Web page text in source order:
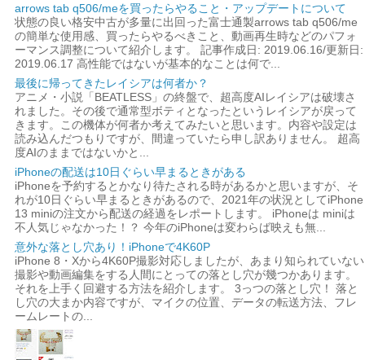
arrows tab q506/meを買ったらやること・アップデートについて
状態の良い格安中古が多量に出回った富士通製arrows tab q506/me
の簡単な使用感、買ったらやるべきこと、動画再生時などのパフォ
ーマンス調整について紹介します。 記事作成日: 2019.06.16/更新日:
2019.06.17 高性能ではないが基本的なことは何で...
最後に帰ってきたレイシアは何者か？
アニメ・小説「BEATLESS」の終盤で、超高度AIレイシアは破壊さ
れました。その後で通常型ボティとなったというレイシアが戻って
きます。この機体が何者か考えてみたいと思います。内容や設定は
読み込んだつもりですが、間違っていたら申し訳ありません。 超高
度AIのままではないかと...
iPhoneの配送は10日ぐらい早まるときがある
iPhoneを予約するとかなり待たされる時があるかと思いますが、そ
れが10日ぐらい早まるときがあるので、2021年の状況としてiPhone
13 miniの注文から配送の経過をレポートします。 iPhoneは miniは
不人気じゃなかった！？ 今年のiPhoneは変わらば映えも無...
意外な落とし穴あり！iPhoneで4K60P
iPhone 8・Xから4K60P撮影対応しましたが、あまり知られていない
撮影や動画編集をする人間にとっての落とし穴が幾つかあります。
それを上手く回避する方法を紹介します。 3っつの落とし穴！ 落と
し穴の大まか内容ですが、マイクの位置、データの転送方法、フレ
ームレートの...